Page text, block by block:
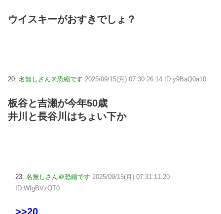
ウイスキーがおすきでしょ？
20: 名無しさん＠恐縮です 2025/09/15(月) 07:30:26.14 ID:y9BaQ0a10
板谷と吉瀬が今年50歳
井川と長谷川はちょい下か
23: 名無しさん＠恐縮です 2025/09/15(月) 07:31:11.20
ID:WfgBVzQT0
>>20